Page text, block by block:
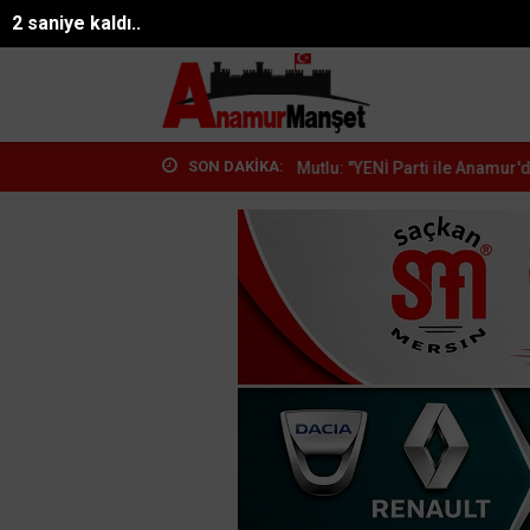
0 saniye kaldı..
SON DAKİKA:
Çetin Mutlu: "YENİ Parti ile Anamur'da Yeni B... Çetin